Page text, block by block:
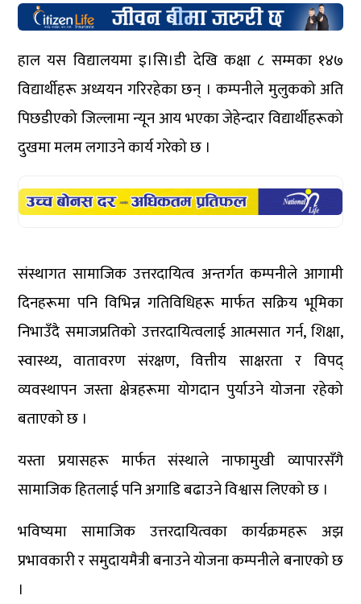
हाल यस विद्यालयमा इ।सि।डी देखि कक्षा ८ सम्मका १४७
विद्यार्थीहरू अध्ययन गरिरहेका छन् । कम्पनीले मुलुकको अति
पिछडीएको जिल्लामा न्यून आय भएका जेहेन्दार विद्यार्थीहरूको
दुखमा मलम लगाउने कार्य गरेको छ ।
संस्थागत सामाजिक उत्तरदायित्व अन्तर्गत कम्पनीले आगामी
दिनहरूमा पनि विभिन्न गतिविधिहरू मार्फत सक्रिय भूमिका
निभाउँदै समाजप्रतिको उत्तरदायित्वलाई आत्मसात गर्न, शिक्षा,
स्वास्थ्य, वातावरण संरक्षण, वित्तीय साक्षरता र विपद्
व्यवस्थापन जस्ता क्षेत्रहरूमा योगदान पुर्याउने योजना रहेको
बताएको छ ।
यस्ता प्रयासहरू मार्फत संस्थाले नाफामुखी व्यापारसँगै
सामाजिक हितलाई पनि अगाडि बढाउने विश्वास लिएको छ ।
भविष्यमा सामाजिक उत्तरदायित्वका कार्यक्रमहरू अझ
प्रभावकारी र समुदायमैत्री बनाउने योजना कम्पनीले बनाएको छ
।